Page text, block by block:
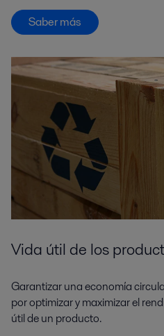
Saber más
Vida útil de los
Garantizar una economía
por optimizar y maximizar el
útil de un producto.